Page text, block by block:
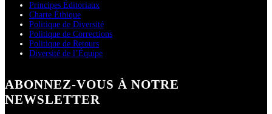
Principes Éditoriaux
Charte Éthique
Politique de Diversité
Politique de Corrections
Politique de Retours
Diversité de l’Équipe
ABONNEZ-VOUS À NOTRE
NEWSLETTER